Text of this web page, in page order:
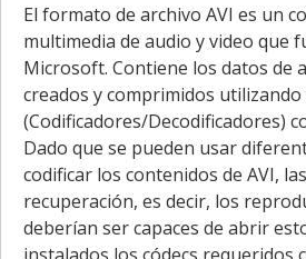
El formato de archivo AVI es un
multimedia de audio y video que
Microsoft. Contiene los datos de
creados y comprimidos utilizando
(Codificadores/Decodificadores)
Dado que se pueden usar
codificar los contenidos de AVI,
recuperación, es decir, los
deberían ser capaces de abrir
instalados los códecs requeridos